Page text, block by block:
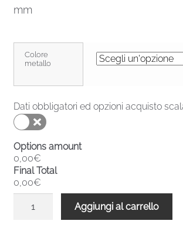
mm
Colore
metallo
Dati obbligatori ed opzioni acquisto
Options amount
0,00€
Final Total
0,00€
Aggiungi al carrello